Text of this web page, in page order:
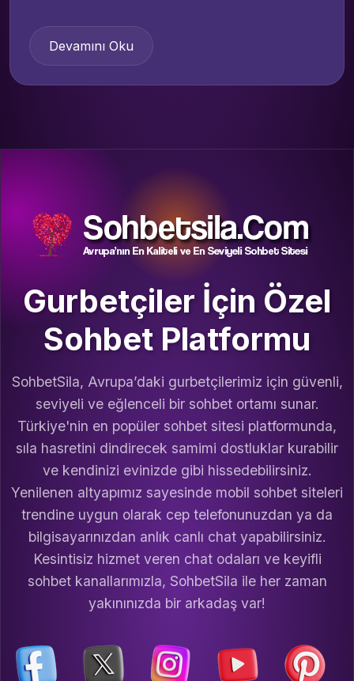
Devamını Oku
Gurbetçiler İçin Özel
Sohbet Platformu
SohbetSila, Avrupa’daki gurbetçilerimiz için güvenli,
seviyeli ve eğlenceli bir sohbet ortamı sunar.
Türkiye'nin en popüler sohbet sitesi platformunda,
sıla hasretini dindirecek samimi dostluklar kurabilir
ve kendinizi evinizde gibi hissedebilirsiniz.
Yenilenen altyapımız sayesinde mobil sohbet siteleri
trendine uygun olarak cep telefonunuzdan ya da
bilgisayarınızdan anlık canlı chat yapabilirsiniz.
Kesintisiz hizmet veren chat odaları ve keyifli
sohbet kanallarımızla, SohbetSila ile her zaman
yakınınızda bir arkadaş var!